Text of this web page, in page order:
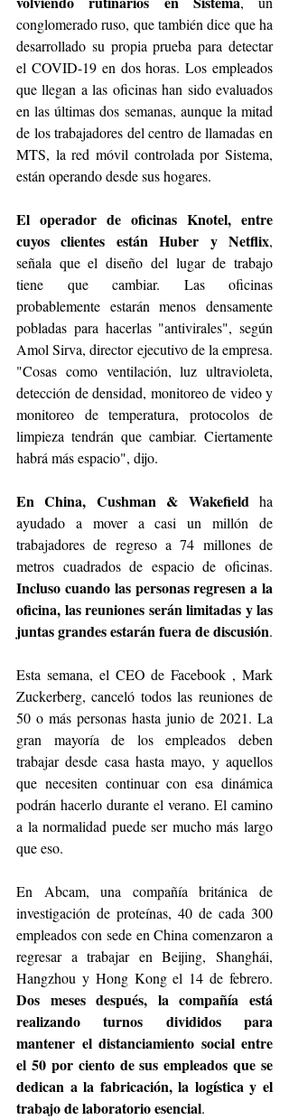
conglomerado ruso, que también dice que ha
desarrollado su propia prueba para detectar
el COVID-19 en dos horas. Los empleados
que llegan a las oficinas han sido evaluados
en las últimas dos semanas, aunque la mitad
de los trabajadores del centro de llamadas en
MTS, la red móvil controlada por Sistema,
están operando desde sus hogares.
El operador de oficinas Knotel, entre
cuyos clientes están Huber y Netflix,
señala que el diseño del lugar de trabajo
tiene que cambiar. Las oficinas
probablemente estarán menos densamente
pobladas para hacerlas "antivirales", según
Amol Sirva, director ejecutivo de la empresa.
"Cosas como ventilación, luz ultravioleta,
detección de densidad, monitoreo de video y
monitoreo de temperatura, protocolos de
limpieza tendrán que cambiar. Ciertamente
habrá más espacio", dijo.
En China, Cushman & Wakefield ha
ayudado a mover a casi un millón de
trabajadores de regreso a 74 millones de
Incluso cuando las personas regresen a la
oficina, las reuniones serán limitadas y las
juntas grandes estarán fuera de discusión.
Esta semana, el CEO de Facebook , Mark
Zuckerberg, canceló todos las reuniones de
50 o más personas hasta junio de 2021. La
gran mayoría de los empleados deben
trabajar desde casa hasta mayo, y aquellos
que necesiten continuar con esa dinámica
podrán hacerlo durante el verano. El camino
a la normalidad puede ser mucho más largo
que eso.
En Abcam, una compañía británica de
investigación de proteínas, 40 de cada 300
empleados con sede en China comenzaron a
regresar a trabajar en Beijing, Shanghái,
Dos meses después, la compañía está
realizando turnos divididos para
mantener el distanciamiento social entre
el 50 por ciento de sus empleados que se
dedican a la fabricación, la logística y el
trabajo de laboratorio esencial.